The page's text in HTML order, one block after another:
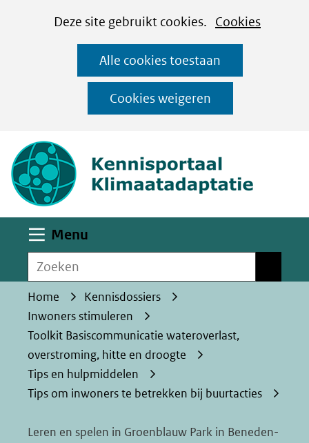
CookiesDeze site gebruikt cookies. Cookies
op
deze
website
worden
toegestaan
geweigerd.
Alle cookies toestaan
Cookies weigeren
Ga
naar
de
inhoud
Menu
Zoeken
Home
Kennisdossiers
Inwoners stimuleren
Toolkit Basiscommunicatie wateroverlast,
overstroming, hitte en droogte
Tips en hulpmiddelen
Tips om inwoners te betrekken bij buurtacties
Leren en spelen in Groenblauw Park in Beneden-